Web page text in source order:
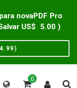
novaPDF Pro
US$
5.00 )
)
0